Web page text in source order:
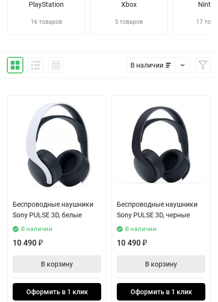
PlayStation
16 товаров
Xbox
5 товаров 17
В наличии
Беспроводные наушники
Sony PULSE 3D, белые
В наличии
10 490 ₽
В корзину
Оформить в 1 клик
Беспроводные наушники
Sony PULSE 3D, черные
В наличии
10 490 ₽
В корзину
Оформить в 1 клик